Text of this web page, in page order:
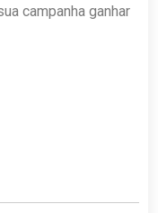
campanha ganhar